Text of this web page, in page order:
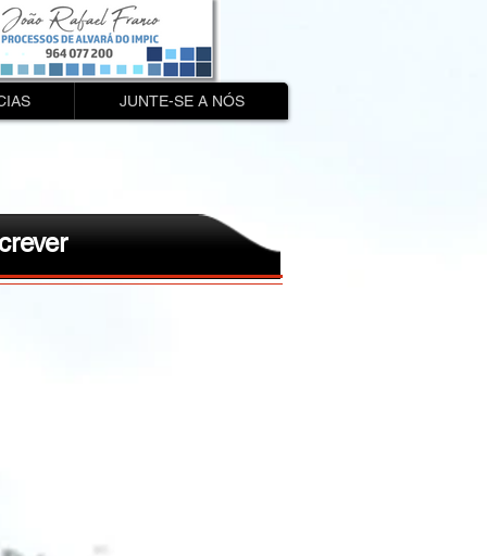
JUNTE-SE A NÓS